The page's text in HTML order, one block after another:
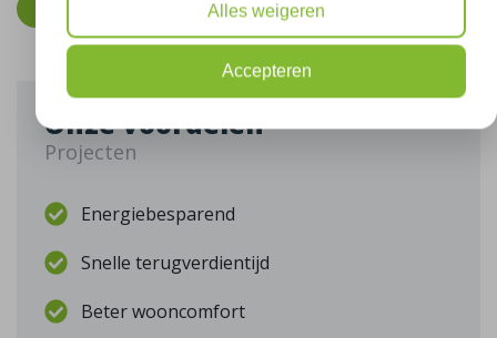
Onze voordelen
Projecten
Energiebesparend
Snelle terugverdientijd
Beter wooncomfort
Alles weigeren
Accepteren